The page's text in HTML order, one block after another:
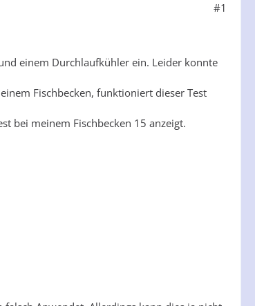
#1
einem Durchlaufkühler ein. Leider konnte
Fischbecken, funktioniert dieser Test
bei meinem Fischbecken 15 anzeigt.